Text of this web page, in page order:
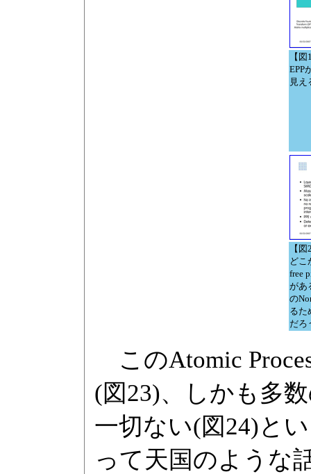
【
EPP
見え
【
どこ
free
があ
の
るた
だろ
このAtomic
(図23)、しかも多
一切ない(図24)と
って天国のような